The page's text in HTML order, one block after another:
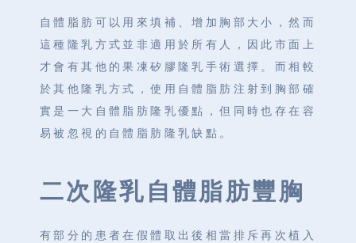
自體脂肪可以用來填補、增加胸部大小，然而
這種隆乳方式並非適用於所有人，因此市面上
才會有其他的果凍矽膠隆乳手術選擇。而相較
於其他隆乳方式，使用自體脂肪注射到胸部確
實是一大自體脂肪隆乳優點，但同時也存在容
易被忽視的自體脂肪隆乳缺點。
二次隆乳自體脂肪豐胸
有部分的患者在假體取出後相當排斥再次植入